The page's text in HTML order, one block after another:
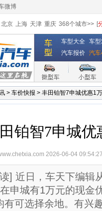
微博
全国4s店
北京 上海 天津 重庆 368个城市>> [
车型大全 车
汽车报价 汽
> 车价快报 > 丰田铂智7申城优惠1
铂智7申城
2026-06-04 09:54:27
] 近日，车天下编辑
申城有1万元的现金
有可选择余地。有兴